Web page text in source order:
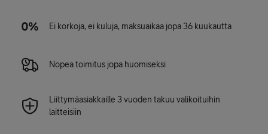
Ei korkoja, ei kuluja, maksuaikaa jopa 36 kuukautta
Nopea toimitus jopa huomiseksi
Liittymäasiakkaille 3 vuoden takuu valikoituihin
laitteisiin